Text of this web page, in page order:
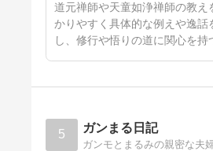
道元禅師や天童如浄禅師の教
かりやすく具体的な例えや逸
し、修行や悟りの道に関心を持
5 ガンまる日記
ガンモとまるみの親密な夫